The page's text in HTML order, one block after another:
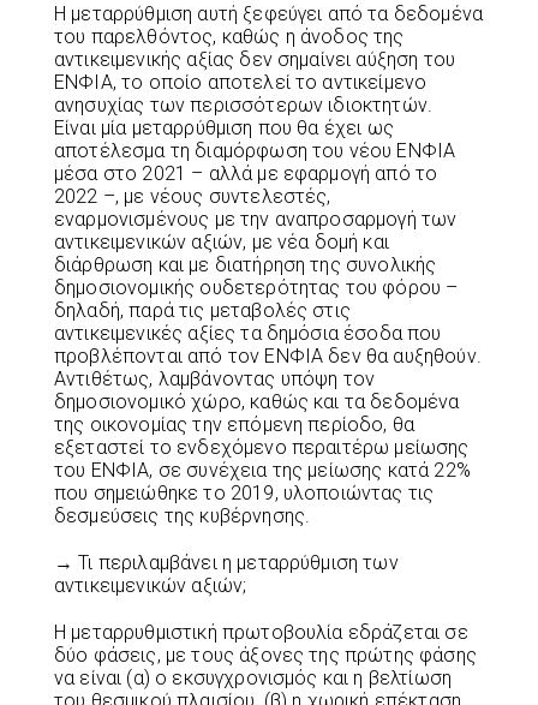
Η μεταρρύθμιση αυτή ξεφεύγει από τα δεδομένα
του παρελθόντος, καθώς η άνοδος της
αντικειμενικής αξίας δεν σημαίνει αύξηση του
ΕΝΦΙΑ, το οποίο αποτελεί το αντικείμενο
ανησυχίας των περισσότερων ιδιοκτητών.
Είναι μία μεταρρύθμιση που θα έχει ως
αποτέλεσμα τη διαμόρφωση του νέου ΕΝΦΙΑ
μέσα στο 2021 – αλλά με εφαρμογή από το
2022 –, με νέους συντελεστές,
εναρμονισμένους με την αναπροσαρμογή των
αντικειμενικών αξιών, με νέα δομή και
διάρθρωση και με διατήρηση της συνολικής
δημοσιονομικής ουδετερότητας του φόρου –
δηλαδή, παρά τις μεταβολές στις
αντικειμενικές αξίες τα δημόσια έσοδα που
προβλέπονται από τον ΕΝΦΙΑ δεν θα αυξηθούν.
Αντιθέτως, λαμβάνοντας υπόψη τον
δημοσιονομικό χώρο, καθώς και τα δεδομένα
της οικονομίας την επόμενη περίοδο, θα
εξεταστεί το ενδεχόμενο περαιτέρω μείωσης
του ΕΝΦΙΑ, σε συνέχεια της μείωσης κατά 22%
που σημειώθηκε το 2019, υλοποιώντας τις
δεσμεύσεις της κυβέρνησης.
→ Τι περιλαμβάνει η μεταρρύθμιση των
αντικειμενικών αξιών;
Η μεταρρυθμιστική πρωτοβουλία εδράζεται σε
δύο φάσεις, με τους άξονες της πρώτης φάσης
να είναι (α) ο εκσυγχρονισμός και η βελτίωση
του θεσμικού πλαισίου, (β) η χωρική επέκταση